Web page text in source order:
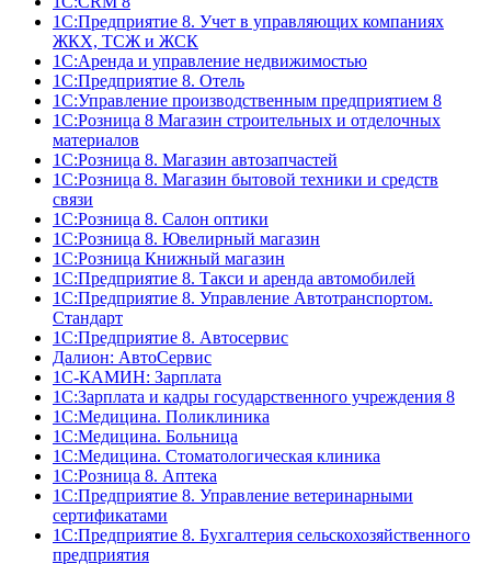
1С:Предприятие 8. Учет в управляющих компаниях
ЖКХ, ТСЖ и ЖСК
1С:Аренда и управление недвижимостью
1С:Предприятие 8. Отель
1C:Управление производственным предприятием 8
1С:Розница 8 Магазин строительных и отделочных
материалов
1С:Розница 8. Магазин автозапчастей
1С:Розница 8. Магазин бытовой техники и средств
связи
1С:Розница 8. Салон оптики
1С:Розница 8. Ювелирный магазин
1С:Розница Книжный магазин
1C:Предприятие 8. Такси и аренда автомобилей
1С:Предприятие 8. Управление Автотранспортом.
Стандарт
1C:Предприятие 8. Автосервис
Далион: АвтоСервис
1С-КАМИН: Зарплата
1С:Зарплата и кадры государственного учреждения 8
1С:Медицина. Поликлиника
1С:Медицина. Больница
1С:Медицина. Стоматологическая клиника
1С:Розница 8. Аптека
1C:Предприятие 8. Управление ветеринарными
сертификатами
1С:Предприятие 8. Бухгалтерия сельскохозяйственного
предприятия